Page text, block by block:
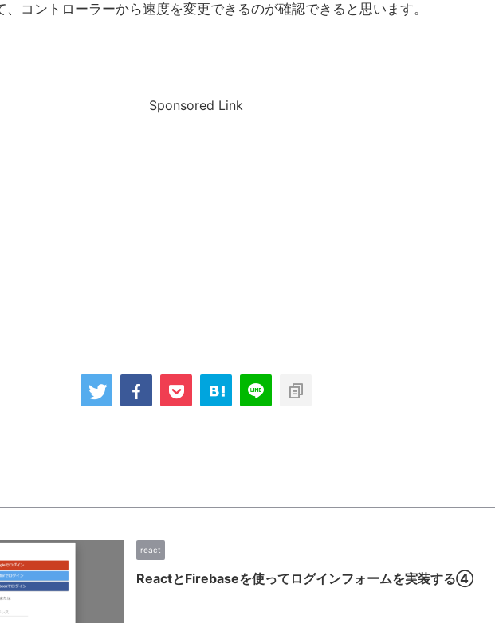
コントローラーから速度を変更できるのが確認できると思います。
Sponsored Link
react
ReactとFirebaseを使ってログインフォームを実装する④